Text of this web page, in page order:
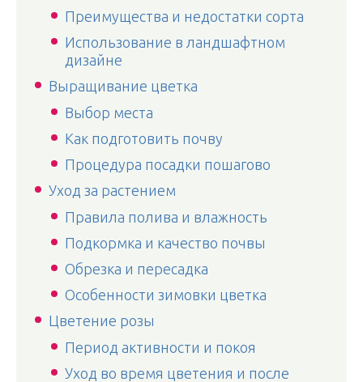
Преимущества и недостатки сорта
Использование в ландшафтном
дизайне
Выращивание цветка
Выбор места
Как подготовить почву
Процедура посадки пошагово
Уход за растением
Правила полива и влажность
Подкормка и качество почвы
Обрезка и пересадка
Особенности зимовки цветка
Цветение розы
Период активности и покоя
Уход во время цветения и после